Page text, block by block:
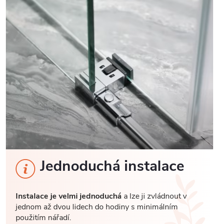
Jednoduchá instalace
Instalace je velmi jednoduchá a lze ji zvládnout v
jednom až dvou lidech do hodiny s minimálním
použitím nářadí.